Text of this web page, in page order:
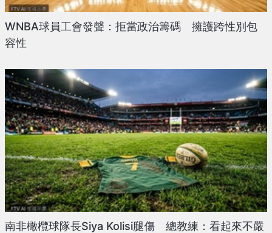
WNBA球員工會發聲：拒當政治籌碼 擁護跨性別包
容性
南非橄欖球隊長Siya Kolisi腿傷 總教練：看起來不嚴